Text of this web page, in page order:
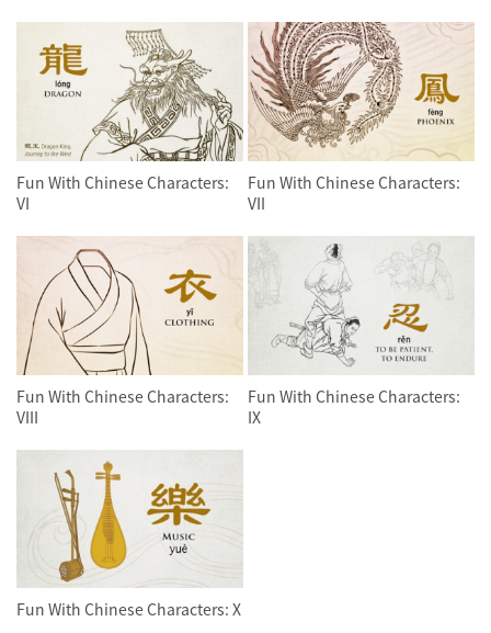
Fun With Chinese Characters:
VI
Fun With Chinese Characters:
VII
Fun With Chinese Characters:
VIII
Fun With Chinese Characters:
IX
Fun With Chinese Characters: X